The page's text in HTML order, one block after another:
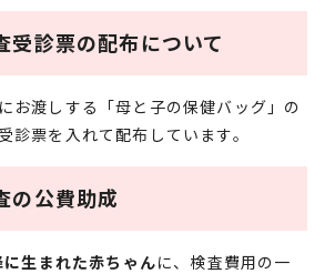
受診票の配布について
お渡しする「母と子の保健バッグ」の
診票を入れて配布しています。
の公費助成
生まれた赤ちゃんに、検査費用の一